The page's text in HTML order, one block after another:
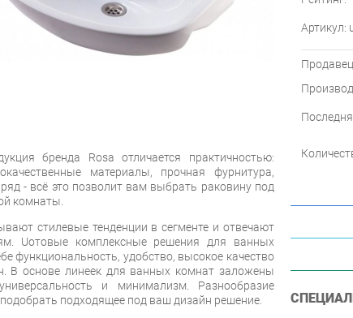
Артикул:
бренда Rosa отличается практичностью:
материалы, прочная фурнитура,
- всё это позволит вам выбрать раковину под
комнаты.
стилевые тенденции в сегменте и отвечают
Uотовые комплексные решения для ванных
функциональность, удобство, высокое качество
В основе линеек для ванных комнат заложены
и минимализм. Разнообразие
подходящее под ваш дизайн решение.